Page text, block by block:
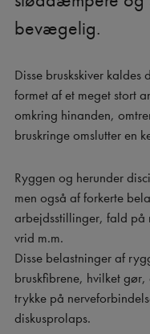
bevægelig.
Disse bruskskiver kaldes
formet af et meget stort
omkring hinanden,
bruskringe omslutter en
Ryggen og herunder
men også af forkerte
arbejdsstillinger, fald på
vrid m.m.
Disse belastninger af
bruskfibrene, hvilket gør,
trykke på
diskusprolaps.